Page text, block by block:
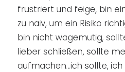
frustriert und feige, bin
zu naiv, um ein Risiko
bin nicht wagemutig,
lieber schließen, sollte
aufmachen…ich sollte, ich